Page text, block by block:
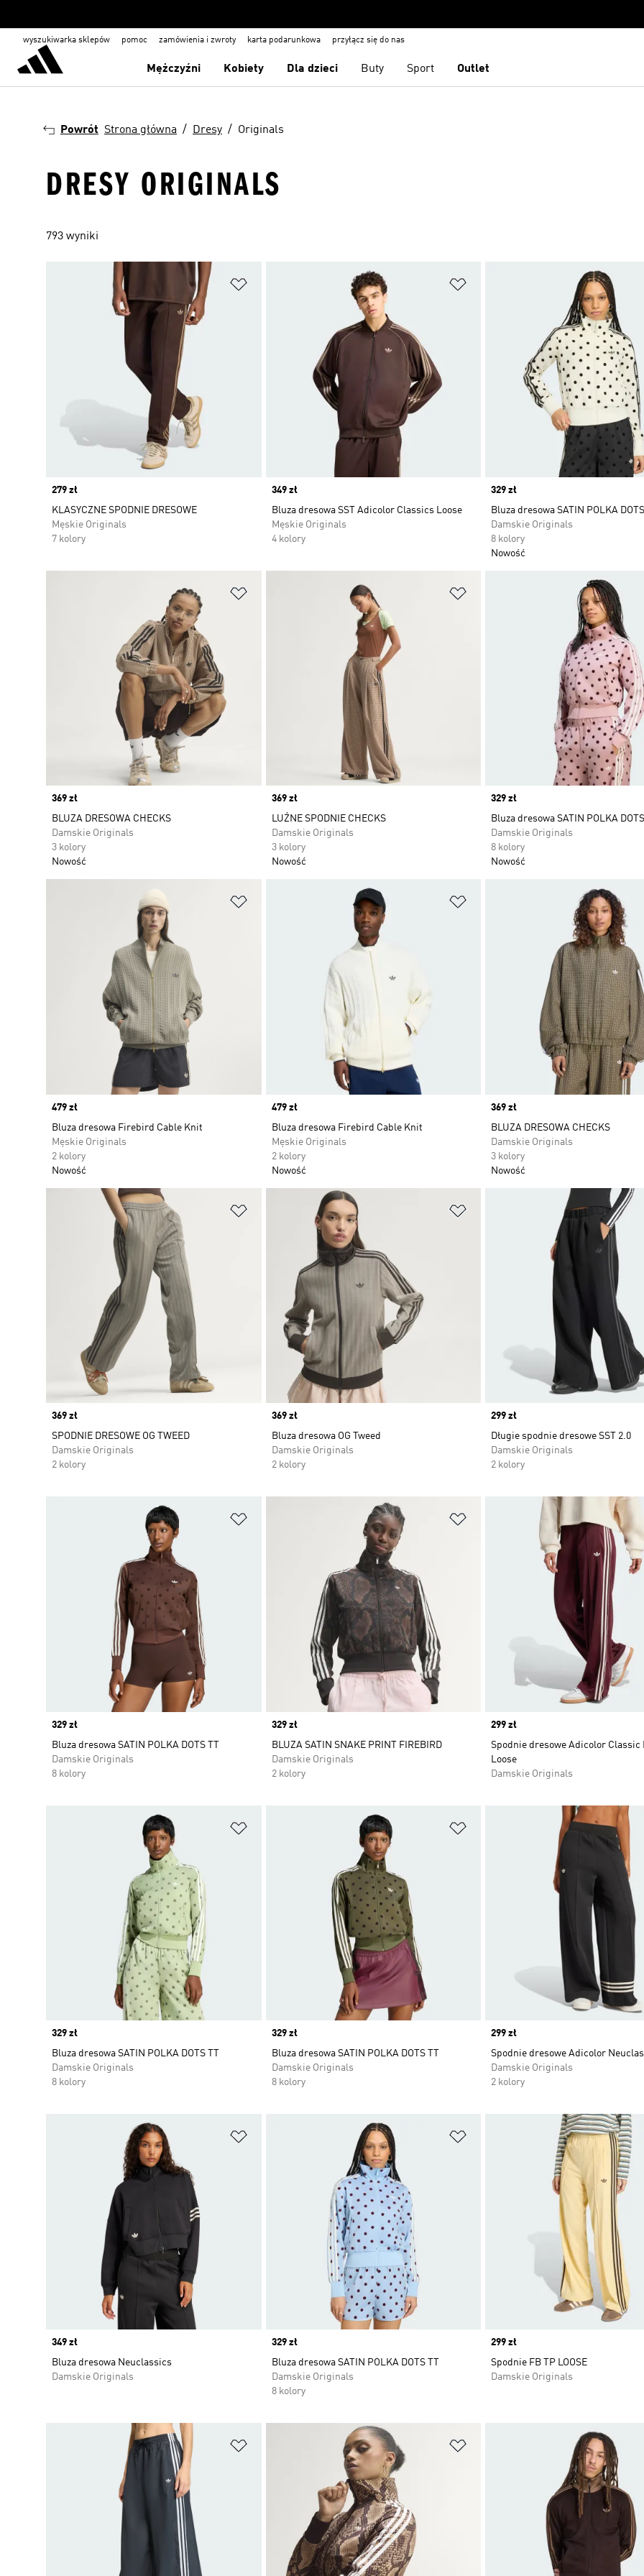
wyszukiwarka sklepów pomoc zamówienia i zwroty karta podarunkowa przyłącz się do nas
Mężczyźni Kobiety Dla dzieci Buty Sport Outlet
Powrót Strona główna Dresy Originals
DRESY ORIGINALS
793 wyniki
Dodaj do listy życzeń
Price
279 zł
KLASYCZNE SPODNIE DRESOWE
Męskie Originals
7 kolory
Price
349 zł
Bluza dresowa SST Adicolor Classics Loose
Męskie Originals
4 kolory
Price
329 zł
Bluza dresowa SATIN POLKA
Damskie Originals
8 kolory
Nowość
Dodaj do listy życzeń
Price
369 zł
BLUZA DRESOWA CHECKS
Damskie Originals
3 kolory
Nowość
Price
369 zł
LUŹNE SPODNIE CHECKS
Damskie Originals
3 kolory
Nowość
Price
329 zł
Bluza dresowa SATIN POLKA DOTS
Damskie Originals
8 kolory
Nowość
Price
479 zł
Bluza dresowa Firebird Cable Knit
Męskie Originals
2 kolory
Nowość
Price
479 zł
Bluza dresowa Firebird Cable Knit
Męskie Originals
2 kolory
Nowość
Price
369 zł
BLUZA DRESOWA CHECKS
Damskie Originals
3 kolory
Nowość
Dodaj do listy życzeń
Price
369 zł
SPODNIE DRESOWE OG TWEED
Damskie Originals
2 kolory
Dodaj do listy życzeń
Price
369 zł
Bluza dresowa OG Tweed
Damskie Originals
2 kolory
Price
299 zł
Długie spodnie dresowe SST 2.0
Damskie Originals
2 kolory
Price
329 zł
Bluza dresowa SATIN POLKA DOTS TT
Damskie Originals
8 kolory
Dodaj do listy życzeń
Price
329 zł
BLUZA SATIN SNAKE PRINT FIREBIRD
Damskie Originals
2 kolory
Price
299 zł
Spodnie dresowe Adicolor Classic
Loose
Damskie Originals
Price
329 zł
Bluza dresowa SATIN POLKA DOTS TT
Damskie Originals
8 kolory
Dodaj do listy życzeń
Price
329 zł
Bluza dresowa SATIN POLKA DOTS TT
Damskie Originals
8 kolory
Price
299 zł
Spodnie dresowe Adicolor
Damskie Originals
2 kolory
Price
349 zł
Bluza dresowa Neuclassics
Damskie Originals
Dodaj do listy życzeń
Price
329 zł
Bluza dresowa SATIN POLKA DOTS TT
Damskie Originals
8 kolory
Price
299 zł
Spodnie FB TP LOOSE
Damskie Originals
Dodaj do listy życzeń